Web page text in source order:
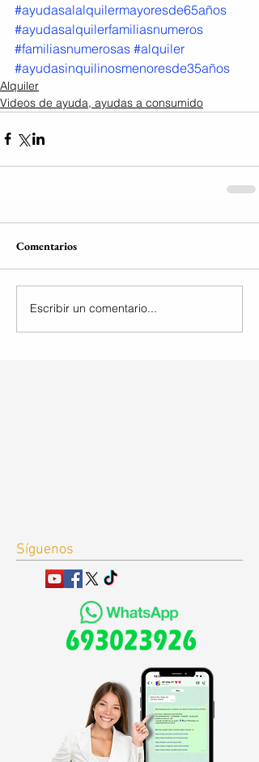
#ayudasalalquilermayoresde65años
#ayudasalquilerfamiliasnumeros
#familiasnumerosas #alquiler
#ayudasinquilinosmenoresde35años
Alquiler
Videos de ayuda, ayudas a consumido
Comentarios
Escribir un comentario...
Síguenos